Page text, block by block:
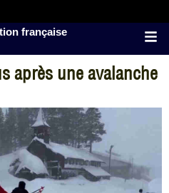
française
après une avalanche